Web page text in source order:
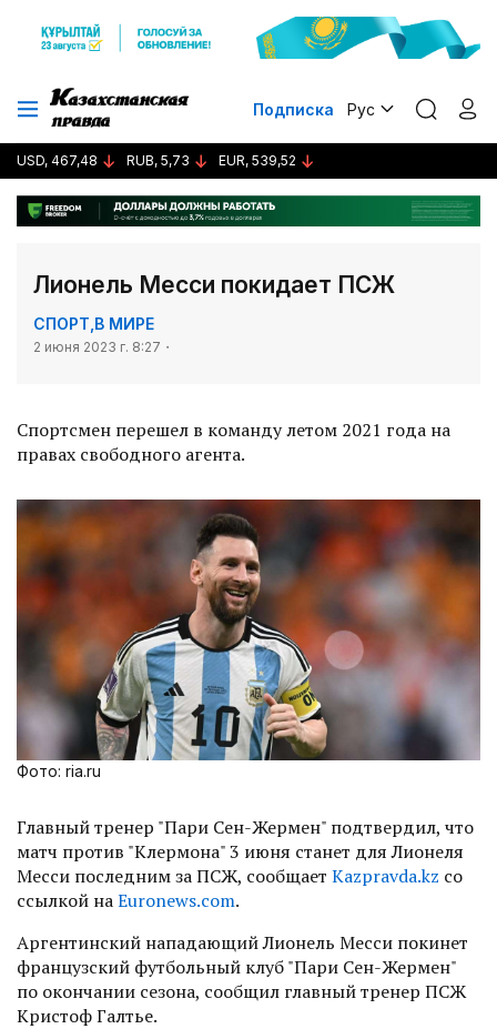
Подписка Рус
USD, 467,48 RUB, 5,73 EUR, 539,52
Лионель Месси покидает ПСЖ
СПОРТ В МИРЕ
2 июня 2023 г. 8:27
Спортсмен перешел в команду летом 2021 года на
правах свободного агента.
Фото: ria.ru
Главный тренер "Пари Сен-Жермен" подтвердил, что
матч против "Клермона" 3 июня станет для Лионеля
Месси последним за ПСЖ, сообщает Kazpravda.kz со
ссылкой наEuronews.com.
Аргентинский нападающий Лионель Месси покинет
французский футбольный клуб "Пари Сен-Жермен"
по окончании сезона, сообщил главный тренер ПСЖ
Кристоф Галтье.